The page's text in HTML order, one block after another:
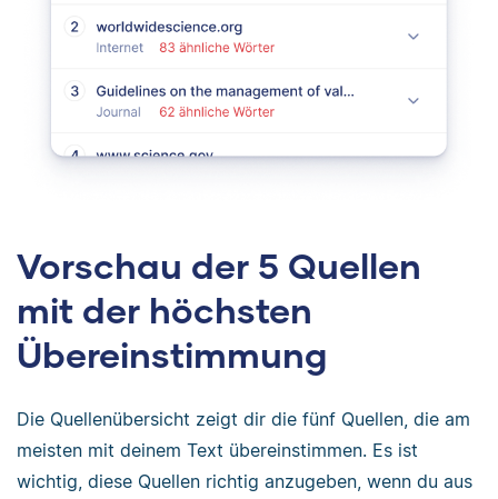
Vorschau der 5 Quellen
mit der höchsten
Übereinstimmung
Die Quellenübersicht zeigt dir die fünf Quellen, die am
meisten mit deinem Text übereinstimmen. Es ist
wichtig, diese Quellen richtig anzugeben, wenn du aus